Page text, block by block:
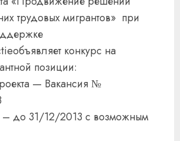
трудовых мигрантов» при
конкурс на
позиции:
— Вакансия №
– до 31/12/2013 с возможным